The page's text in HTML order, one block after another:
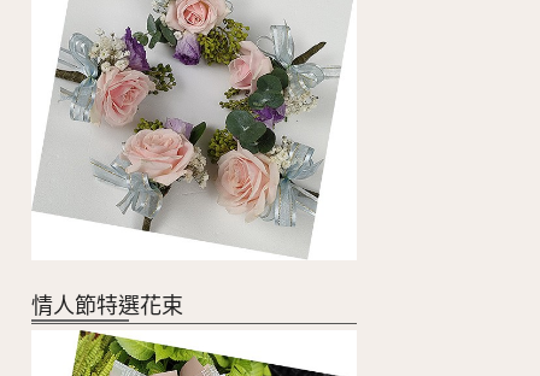
情人節特選花束